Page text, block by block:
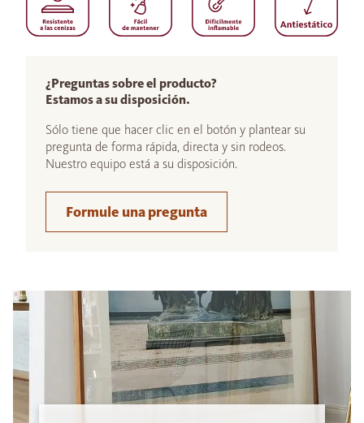
¿Preguntas sobre el producto?
Estamos a su disposición.
Sólo tiene que hacer clic en el botón y plantear su
pregunta de forma rápida, directa y sin rodeos.
Nuestro equipo está a su disposición.
Formule una pregunta